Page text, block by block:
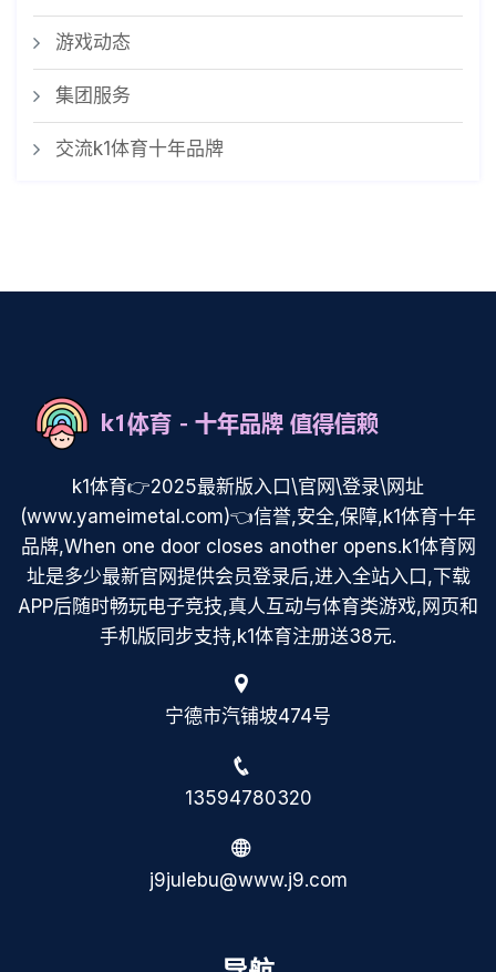
游戏动态
集团服务
交流k1体育十年品牌
k1体育👉2025最新版入口\官网\登录\网址
(www.yameimetal.com)👈信誉,安全,保障,k1体育十年
品牌,When one door closes another opens.k1体育网
址是多少最新官网提供会员登录后,进入全站入口,下载
APP后随时畅玩电子竞技,真人互动与体育类游戏,网页和
手机版同步支持,k1体育注册送38元.
宁德市汽铺坡474号
13594780320
j9julebu@www.j9.com